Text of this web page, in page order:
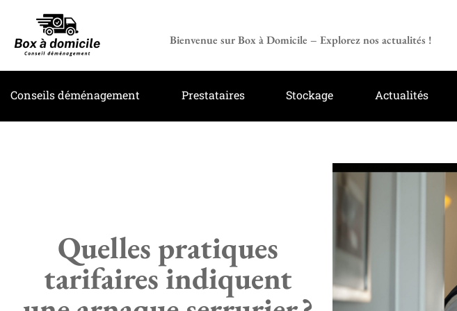
Bienvenue sur Box à Domicile – Explorez nos actualités !
Conseils déménagement Prestataires Stockage Actualités
Quelles pratiques
tarifaires indiquent